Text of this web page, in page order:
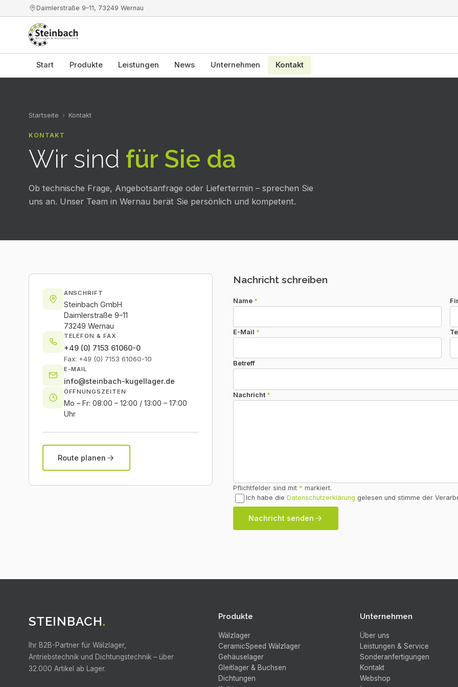
Daimlerstraße 9–11, 73249 Wernau
Start Produkte Leistungen News Unternehmen Kontakt
Startseite › Kontakt
KONTAKT
Wir sind für Sie da
Ob technische Frage, Angebotsanfrage oder Liefertermin – sprechen Sie
uns an. Unser Team in Wernau berät Sie persönlich und kompetent.
ANSCHRIFT
Steinbach GmbH
Daimlerstraße 9–11
73249 Wernau
TELEFON & FAX
+49 (0) 7153 61060-0
Fax: +49 (0) 7153 61060-10
E-MAIL
info@steinbach-kugellager.de
ÖFFNUNGSZEITEN
Mo – Fr: 08:00 – 12:00 / 13:00 – 17:00
Uhr
Route planen
Nachricht schreiben
Name *
E-Mail *
Betreff
Nachricht *
Pflichtfelder sind mit * markiert.
Ich habe die Datenschutzerklärung gelesen und stimme der
Nachricht senden
STEINBACH.
Ihr B2B-Partner für Wälzlager,
Antriebstechnik und Dichtungstechnik – über
32.000 Artikel ab Lager.
Produkte
Wälzlager
CeramicSpeed Wälzlager
Gehäuselager
Gleitlager & Buchsen
Dichtungen
Unternehmen
Über uns
Leistungen & Service
Sonderanfertigungen
Kontakt
Webshop